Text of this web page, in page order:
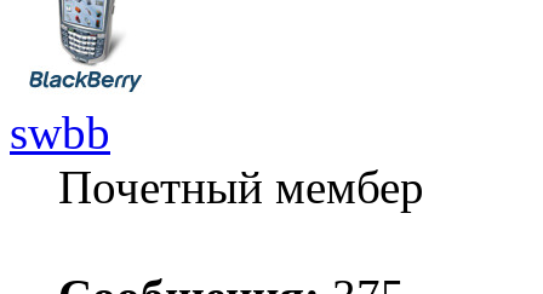
swbb
Почетный мембер